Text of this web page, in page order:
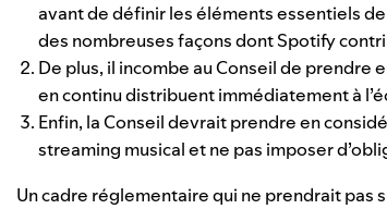
avant de définir les éléments essentiels
des nombreuses façons dont Spotify
De plus, il incombe au Conseil de
en continu distribuent immédiatement à
Enfin, la Conseil devrait prendre en
streaming musical et ne pas imposer
Un cadre réglementaire qui ne prendrait